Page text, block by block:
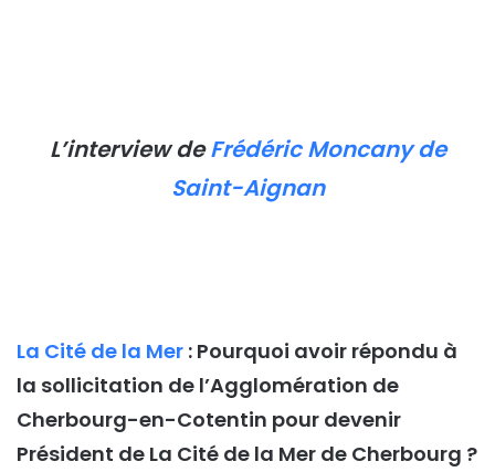
L’interview deFrédéric Moncany de
Saint-Aignan
La Cité de la Mer : Pourquoi avoir répondu à
la sollicitation de l’Agglomération de
Cherbourg-en-Cotentin pour devenir
Président de La Cité de la Mer de Cherbourg ?